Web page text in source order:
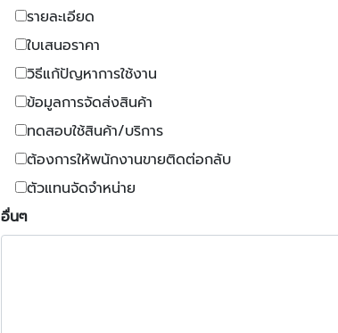
รายละเอียด
ใบเสนอราคา
วิธีแก้ปัญหาการใช้งาน
ข้อมูลการจัดส่งสินค้า
ทดสอบใช้สินค้า/บริการ
ต้องการให้พนักงานขายติดต่อกลับ
ตัวแทนจัดจำหน่าย
อื่นๆ